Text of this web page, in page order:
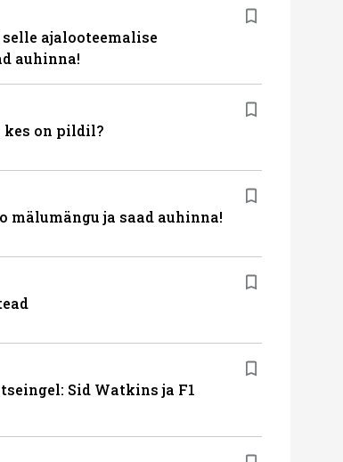
ajalooteemalise
auhinna!
on pildil?
mälumängu ja saad auhinna!
Sid Watkins ja F1